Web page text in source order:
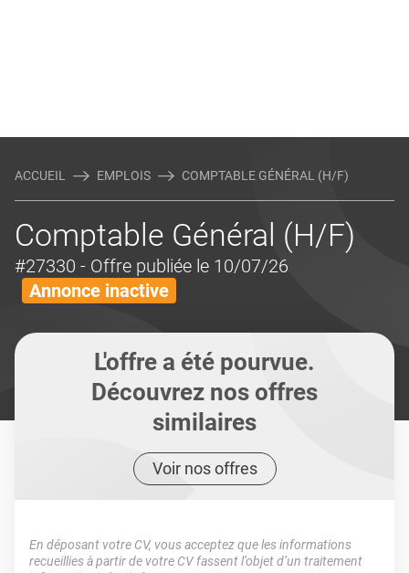
ACCUEIL EMPLOIS COMPTABLE GÉNÉRAL (H/F)
Comptable Général (H/F)
#27330 - Offre publiée le 10/07/26
Annonce inactive
L'offre a été pourvue.
Découvrez nos offres
similaires
Voir nos offres
En déposant votre CV, vous acceptez que les informations
recueillies à partir de votre CV fassent l’objet d’un traitement